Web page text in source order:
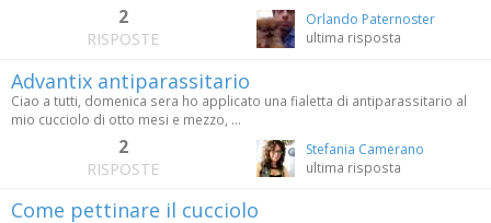
2
RISPOSTE
Orlando Paternoster
ultima risposta
Advantix antiparassitario
Ciao a tutti, domenica sera ho applicato una fialetta di antiparassitario al
mio cucciolo di otto mesi e mezzo, ...
2
RISPOSTE
Stefania Camerano
ultima risposta
Come pettinare il cucciolo